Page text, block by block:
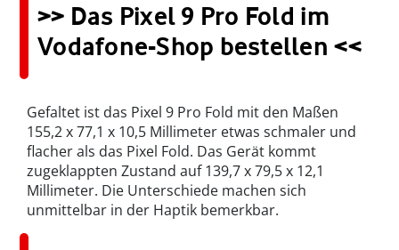
>> Das Pixel 9 Pro Fold im
Vodafone-Shop bestellen <<
Gefaltet ist das Pixel 9 Pro Fold mit den Maßen
155,2 x 77,1 x 10,5 Millimeter etwas schmaler und
flacher als das Pixel Fold. Das Gerät kommt
zugeklappten Zustand auf 139,7 x 79,5 x 12,1
Millimeter. Die Unterschiede machen sich
unmittelbar in der Haptik bemerkbar.